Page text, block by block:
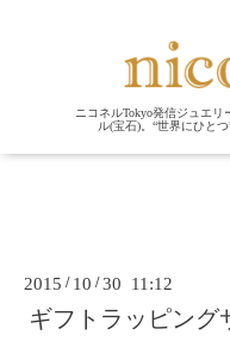
ニコネルTokyo発信ジュエ
ル(宝石)。“世界にひと
2015 / 10 /30 11:12
ギフトラッピング